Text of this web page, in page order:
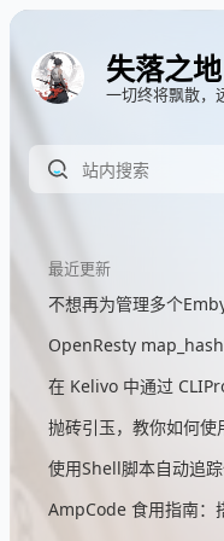
失落之地
一切终将飘散，
最近更新
OpenResty